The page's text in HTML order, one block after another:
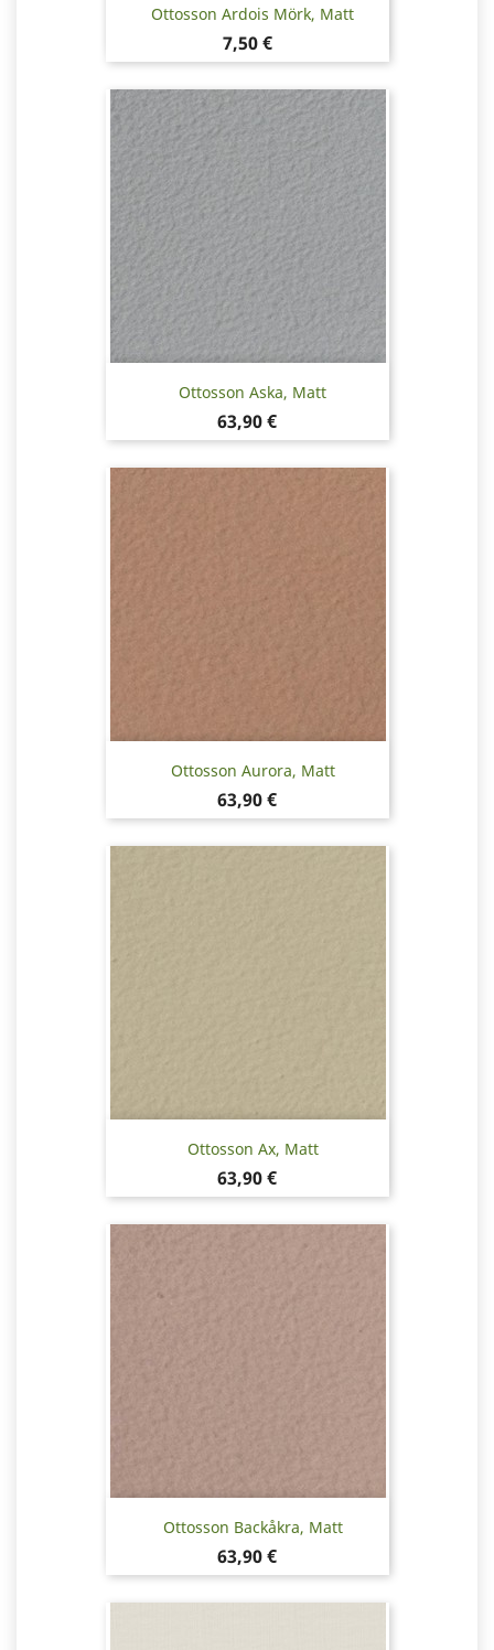
Ottosson Ardois Mörk, Matt
Pris
7,50 €
Ottosson Aska, Matt
Pris
63,90 €
Ottosson Aurora, Matt
Pris
63,90 €
Ottosson Ax, Matt
Pris
63,90 €
Ottosson Backåkra, Matt
Pris
63,90 €